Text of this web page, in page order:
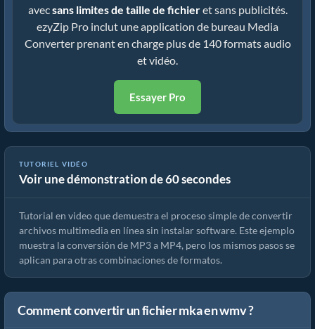
avecsans limites de taille de fichieret sans publicités.
ezyZip Pro inclut une application de bureau Media
Converter prenant en charge plus de 140 formats audio
et vidéo.
Essayer Pro
TUTORIEL VIDÉO
Voir une démonstration de 60 secondes
Cómo convertir archivos multimedia
Tutorial en video que demuestra el proceso simple de convertir
archivos multimedia en línea sin instalar software. Este ejemplo
muestra la conversión de MP3 a MP4, pero los mismos pasos se
aplican para otras combinaciones de formatos.
Comment convertir un fichier mka en wmv ?